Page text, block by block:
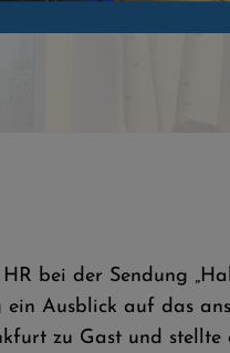
bei der Sendung
Ausblick auf das
zu Gast und